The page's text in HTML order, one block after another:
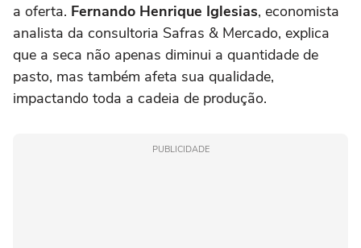
a oferta. Fernando Henrique Iglesias, economista
analista da consultoria Safras & Mercado, explica
que a seca não apenas diminui a quantidade de
pasto, mas também afeta sua qualidade,
impactando toda a cadeia de produção.
PUBLICIDADE